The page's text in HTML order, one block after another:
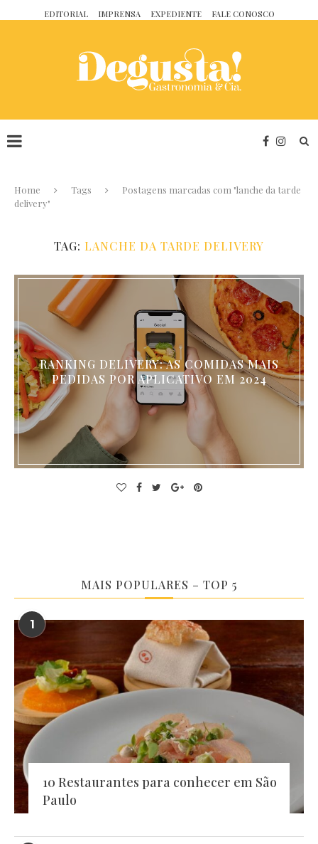
EDITORIAL IMPRENSA EXPEDIENTE FALE CONOSCO
Home Tags
Postagens marcadas com "lanche da tarde
delivery"
TAG: LANCHE DA TARDE DELIVERY
RANKING DELIVERY: AS COMIDAS MAIS
PEDIDAS POR APLICATIVO EM 2024
MAIS POPULARES – TOP 5
1
10 Restaurantes para conhecer em São
Paulo